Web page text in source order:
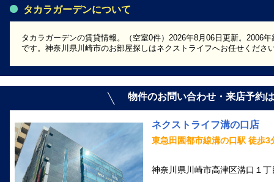
タカラガーデンについて
タカラガーデンの賃貸情報。（空室0件）2026年8月06日更新。2006
です。神奈川県川崎市のお部屋探しはネクストライフへお任せくださ
物件のお問い合わせ・来店予約
ネクストライフ溝の口店
東急田園都市線溝の口駅 徒歩3
神奈川県川崎市高津区溝口１